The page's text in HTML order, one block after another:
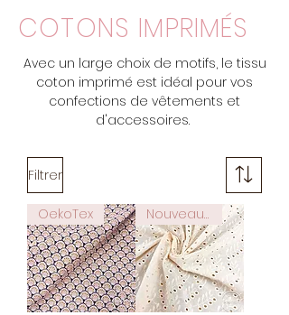
COTONS IMPRIMÉS
Avec un large choix de motifs, le tissu
coton imprimé est idéal pour vos
confections de vêtements et
d'accessoires.
Filtrer
OekoTex Nouveauté